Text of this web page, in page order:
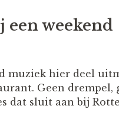
een weekend
muziek hier deel
Geen drempel,
dat sluit aan bij